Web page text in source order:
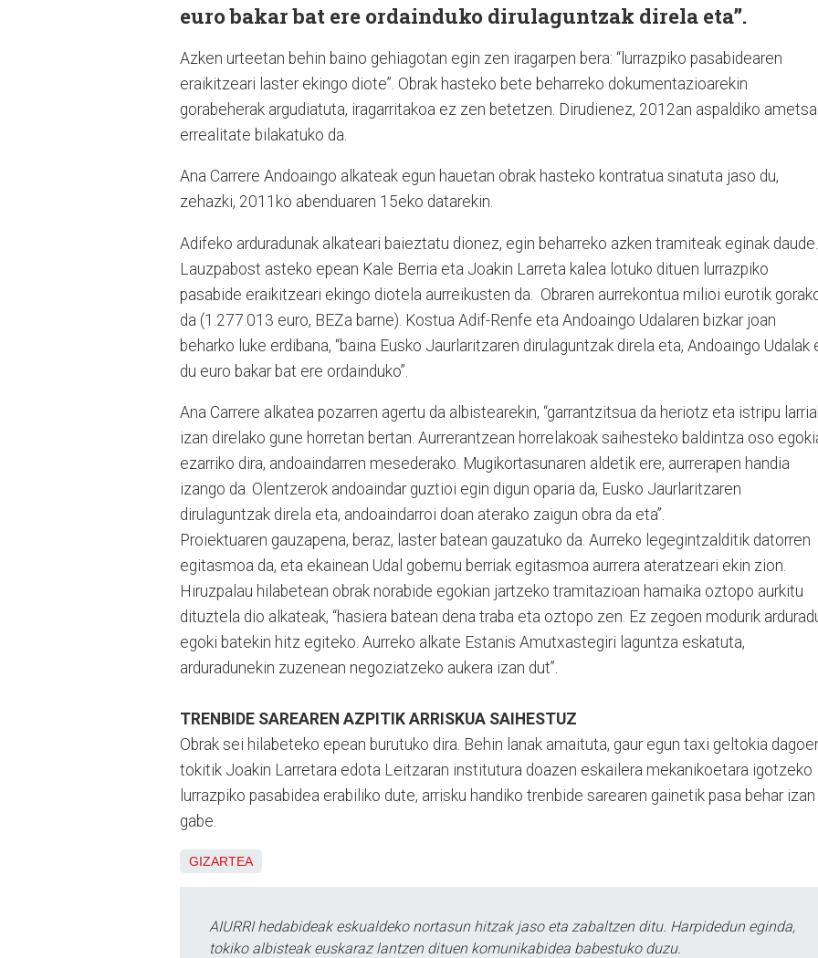
euro bakar bat ere ordainduko dirulaguntzak direla eta”.
Azken urteetan behin baino gehiagotan egin zen iragarpen bera: “lurrazpiko pasabidearen
eraikitzeari laster ekingo diote”. Obrak hasteko bete beharreko dokumentazioarekin
gorabeherak argudiatuta, iragarritakoa ez zen betetzen. Dirudienez, 2012an aspaldiko ametsa
errealitate bilakatuko da.
Ana Carrere Andoaingo alkateak egun hauetan obrak hasteko kontratua sinatuta jaso du,
zehazki, 2011ko abenduaren 15eko datarekin.
Adifeko arduradunak alkateari baieztatu dionez, egin beharreko azken tramiteak eginak daude.
Lauzpabost asteko epean Kale Berria eta Joakin Larreta kalea lotuko dituen lurrazpiko
pasabide eraikitzeari ekingo diotela aurreikusten da. Obraren aurrekontua milioi eurotik
da (1.277.013 euro, BEZa barne). Kostua Adif-Renfe eta Andoaingo Udalaren bizkar joan
beharko luke erdibana, “baina Eusko Jaurlaritzaren dirulaguntzak direla eta, Andoaingo Udalak
du euro bakar bat ere ordainduko”.
Ana Carrere alkatea pozarren agertu da albistearekin, “garrantzitsua da heriotz eta istripu
izan direlako gune horretan bertan. Aurrerantzean horrelakoak saihesteko baldintza oso
ezarriko dira, andoaindarren mesederako. Mugikortasunaren aldetik ere, aurrerapen handia
izango da. Olentzerok andoaindar guztioi egin digun oparia da, Eusko Jaurlaritzaren
dirulaguntzak direla eta, andoaindarroi doan aterako zaigun obra da eta”.
Proiektuaren gauzapena, beraz, laster batean gauzatuko da. Aurreko legegintzalditik datorren
egitasmoa da, eta ekainean Udal gobernu berriak egitasmoa aurrera ateratzeari ekin zion.
Hiruzpalau hilabetean obrak norabide egokian jartzeko tramitazioan hamaika oztopo aurkitu
dituztela dio alkateak, “hasiera batean dena traba eta oztopo zen. Ez zegoen modurik
egoki batekin hitz egiteko. Aurreko alkate Estanis Amutxastegiri laguntza eskatuta,
arduradunekin zuzenean negoziatzeko aukera izan dut”.
TRENBIDE SAREAREN AZPITIK ARRISKUA SAIHESTUZ
Obrak sei hilabeteko epean burutuko dira. Behin lanak amaituta, gaur egun taxi geltokia
tokitik Joakin Larretara edota Leitzaran institutura doazen eskailera mekanikoetara igotzeko
lurrazpiko pasabidea erabiliko dute, arrisku handiko trenbide sarearen gainetik pasa behar izan
gabe.
GIZARTEA
AIURRI hedabideak eskualdeko nortasun hitzak jaso eta zabaltzen ditu. Harpidedun eginda,
tokiko albisteak euskaraz lantzen dituen komunikabidea babestuko duzu.